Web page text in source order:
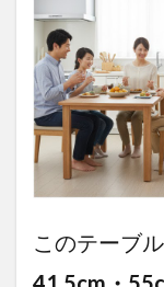
4
まと
め：
迷っ
てい
るな
ら
「オ
ール
ズン
このテーブ